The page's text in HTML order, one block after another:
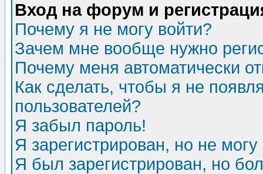
Вход на форум и
Почему я не могу войти?
Зачем мне вообще нужно
Почему меня автоматически
Как сделать, чтобы я не
пользователей?
Я забыл пароль!
Я зарегистрирован, но не могу
Я был зарегистрирован, но